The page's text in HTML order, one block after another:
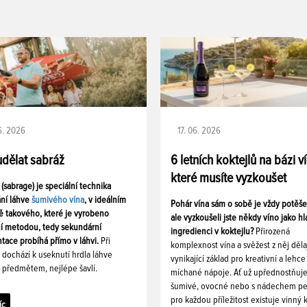
2026
sabráž
(sabrage) je speciální technika
láhve šumivého vína, v ideálním
takového, které je vyrobeno
metodou, tedy sekundární
probíhá přímo v láhvi. Při
dochází k useknutí hrdla láhve
předmětem, nejlépe šavlí.
17. 06. 2026
6 letních koktejlů na bázi
které musíte vyzkoušet
Pohár vína sám o sobě je vždy
ale vyzkoušeli jste někdy víno jako
ingredienci v koktejlu? Přirozená
komplexnost vína a svěžest z něj
vynikající základ pro kreativní a lehce
míchané nápoje. Ať už
šumivé, ovocné nebo s nádechem
pro každou příležitost existuje vinný